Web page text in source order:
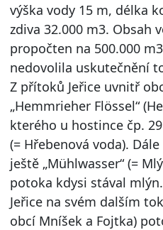
výška vody 15 m, délka
zdiva 32.000 m3. Obsah
propočten na 500.000
nedovolila uskutečnění
Z přítoků Jeřice uvnitř
„Hemmrieher Flössel“
kterého u hostince čp.
(= Hřebenová voda).
ještě „Mühlwasser“ (=
potoka kdysi stával mlýn.
Jeřice na svém dalším
obcí Mníšek a Fojtka)